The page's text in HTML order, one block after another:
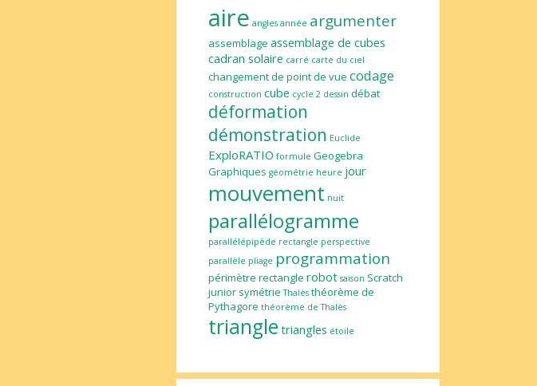
aire angles année argumenter
assemblage assemblage de cubes
cadran solaire carré carte du ciel
changement de point de vue codage
construction cube cycle 2 dessin débat
déformation
démonstration Euclide
ExploRATIO formule Geogebra
Graphiques géométrie heure jour
mouvement nuit
parallélogramme
parallélépipède rectangle perspective
parallèle pliage programmation
périmètre rectangle robot saison Scratch
junior symétrie Thalès théorème de
Pythagore théorème de Thalès
triangle triangles étoile